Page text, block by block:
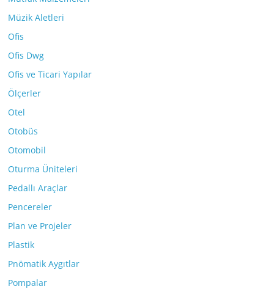
Müzik Aletleri
Ofis
Ofis Dwg
Ofis ve Ticari Yapılar
Ölçerler
Otel
Otobüs
Otomobil
Oturma Üniteleri
Pedallı Araçlar
Pencereler
Plan ve Projeler
Plastik
Pnömatik Aygıtlar
Pompalar